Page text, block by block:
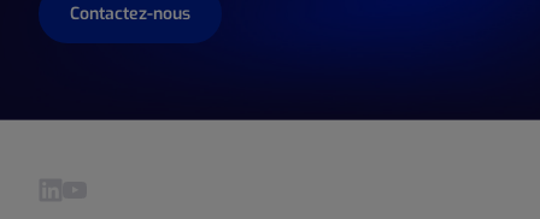
Contactez-nous